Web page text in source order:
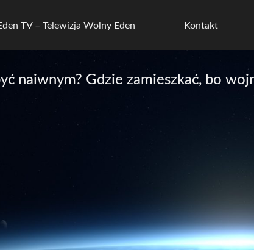
TV – Telewizja Wolny Eden Kontakt
naiwnym? Gdzie zamieszkać, bo